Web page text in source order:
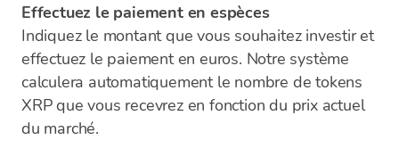
Effectuez le paiement en espèces
Indiquez le montant que vous souhaitez investir et
effectuez le paiement en euros. Notre système
calculera automatiquement le nombre de tokens
XRP que vous recevrez en fonction du prix actuel
du marché.